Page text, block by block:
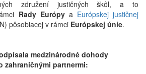
združení justičných škôl, a to
Rady Európya Európskej justičnej
pôsobiacej v rámci Európskej únie.
medzinárodné dohody
partnermi: